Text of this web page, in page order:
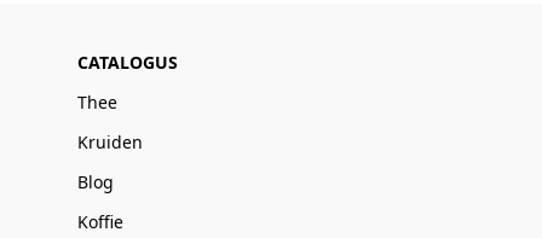
CATALOGUS
Thee
Kruiden
Blog
Koffie